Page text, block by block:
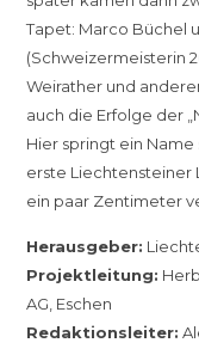
Tapet: Marco Büchel
(Schweizermeisterin
Weirather und
auch die Erfolge der
Hier springt ein Name
erste Liechtensteiner
ein paar Zentimeter
Herausgeber:
Projektleitung:
AG, Eschen
Redaktionsleiter: